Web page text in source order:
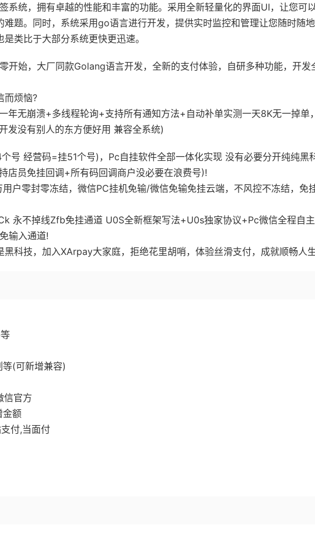
系统，拥有卓越的性能和丰富的功能。采用全新轻量化的界面UI，让您可
题。同时，系统采用go语言进行开发，提供实时监控和管理让您随时随
类比于大部分系统更快更迅速。
开始，大厂同款Golang语言开发，全新的支付体验，自研多种功能，开发
而烦恼?
年无崩溃+多线程轮询+支持所有通知方法+自动补单实测一天8K无一掉单
发没有别人的东方便好用 兼容全系统)
号 经营码=挂51个号)，Pc自挂软件全部一体化实现 没有必要分开纯纯黑
店员免挂回调+所有码回调商户没必要在浪费号)!
户零封零冻结，微信PC挂机免输/微信免输免挂云端，不风控不冻结，免
永不掉线Zfb免挂通道 U0S全新框架写法+U0s独家协议+Pc微信全程自
输入通道!
科技，加入XArpay大家庭，拒绝花里胡哨，体验丝滑支付，成就顺畅人
(可新增兼容)
信官方
金额
付,当面付